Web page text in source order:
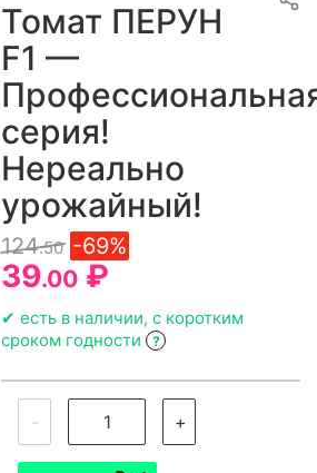
Томат ПЕРУН
F1 —
серия!
Нереально
урожайный!
124.50 -69%
39.00 ₽
✔ есть в наличии, с коротким
сроком годности ?
- +